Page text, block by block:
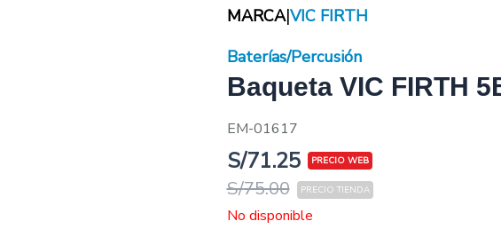
MARCA|VIC FIRTH
Baterías/Percusión
Baqueta VIC FIRTH
EM-01617
S/75.00
S/71.25
No disponible